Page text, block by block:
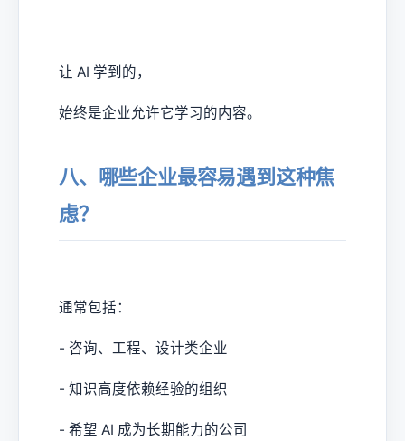
让 AI 学到的，
始终是企业允许它学习的内容。
八、哪些企业最容易遇到这种焦
虑？
通常包括：
- 咨询、工程、设计类企业
- 知识高度依赖经验的组织
- 希望 AI 成为长期能力的公司